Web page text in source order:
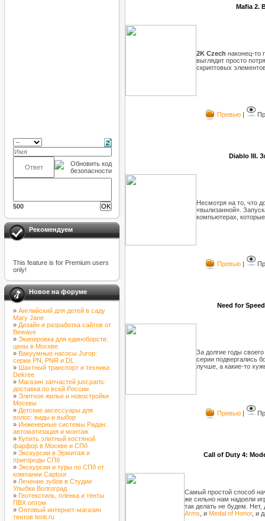
500
Рекомендуем
This feature is for Premium users
only!
Новое на форуме
» Английский для детей в саду
Mary Jane
» Дизайн и разработка сайтов от
Bewave
» Экипировка для единоборств:
цены в Москве
» Вакуумные насосы Jurop:
серии PN, PNR и DL
» Шахтный транспорт и техника
Dekree
» Магазин запчастей just.parts:
доставка по всей России
» Элитное жилье и новостройки
Москвы
» Детские аксессуары для
волос: виды и выбор
» Инженерные системы Ридан:
автоматизация и монтаж
» Купить элитный костяной
фарфор в Москве и СПб
» Экскурсии в Эрмитаж и
пригороды СПб
» Экскурсии и туры по СПб от
компании Captour
» Лечение зубов в Студии
Улыбки Волгоград
» Геотекстиль, пленка и тенты
ПВХ оптом
» Оптовый интернет-магазин
тентов tenti.ru
Mafia 2.
2K Czech наконец-то
выглядит просто
скриптовых
Превью |
Diablo III.
Несмотря на то, что
«вылизанной».
компьютерах,
Превью |
Need for
За долгие годы
серии подвергались
лучше, а какие-то
Превью |
Call of Duty 4:
Самый простой способ
же сильно нам надоели
так делать не будем.
Arms , и Medal of Honor, и